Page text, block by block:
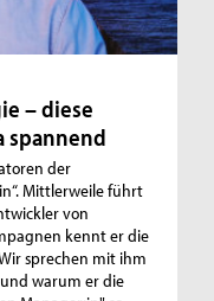
– diese
spannend
der
Mittlerweile führt
von
kennt er die
sprechen mit ihm
warum er die